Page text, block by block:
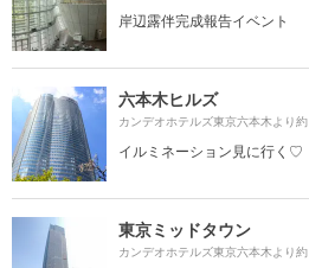
岸辺露伴完成報告イベント
六本木ヒルズ
カンデオホテルズ東京六本木より約
イルミネーション見に行く♡
東京ミッドタウン
カンデオホテルズ東京六本木より約